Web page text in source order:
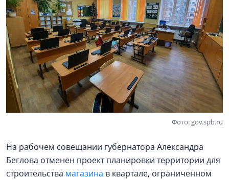
Фото: gov.spb.ru
На рабочем совещании губернатора Александра
Беглова отменен проект планировки территории для
строительства магазина в квартале, ограниченном